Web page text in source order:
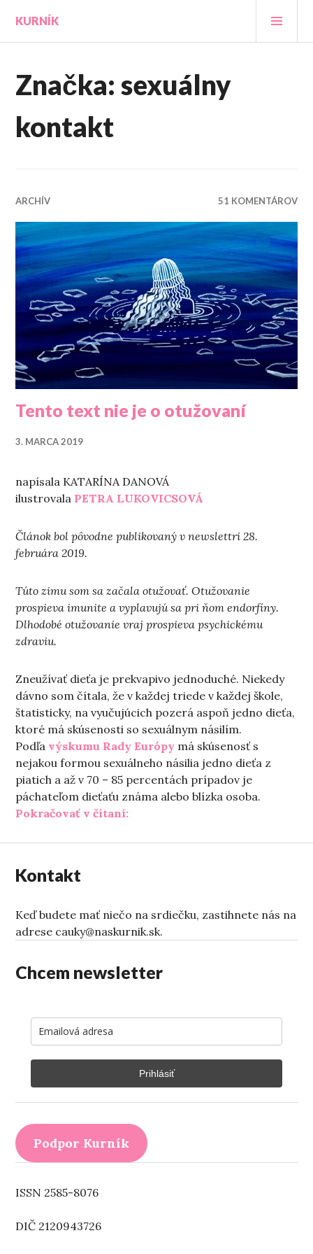
obsah
KURNÍK
Značka:sexuálny
kontakt
ARCHÍV 51 KOMENTÁROV
Tento text nie je o otužovaní
3. MARCA 2019
napísala KATARÍNA DANOVÁ
ilustrovala PETRA LUKOVICSOVÁ
Článok bol pôvodne publikovaný v newslettri 28.
februára 2019.
Túto zimu som sa začala otužovať. Otužovanie
prospieva imunite a vyplavujú sa pri ňom endorfíny.
Dlhodobé otužovanie vraj prospieva psychickému
zdraviu.
Zneužívať dieťa je prekvapivo jednoduché. Niekedy
dávno som čítala, že v každej triede v každej škole,
štatisticky, na vyučujúcich pozerá aspoň jedno dieťa,
ktoré má skúsenosti so sexuálnym násilím.
Podľa výskumu Rady Európy má skúsenosť s
nejakou formou sexuálneho násilia jedno dieťa z
piatich a až v 70 – 85 percentách prípadov je
páchateľom dieťaťu známa alebo blízka osoba.
Pokračovať v čítaní:„Tento text nie je o otužovaní“
Kontakt
Keď budete mať niečo na srdiečku, zastihnete nás na
adrese cauky@naskurnik.sk.
Chcem newsletter
Prihlásiť
Podpor Kurník
ISSN 2585-8076
DIČ 2120943726